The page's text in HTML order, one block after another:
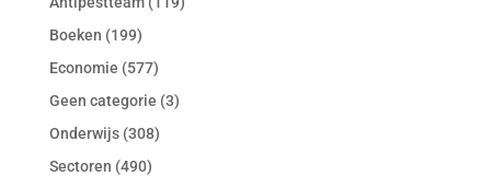
Boeken (199)
Economie (577)
Geen categorie (3)
Onderwijs(308)
Sectoren (490)